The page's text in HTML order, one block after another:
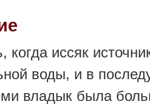
когда иссяк
воды, и в
владык была